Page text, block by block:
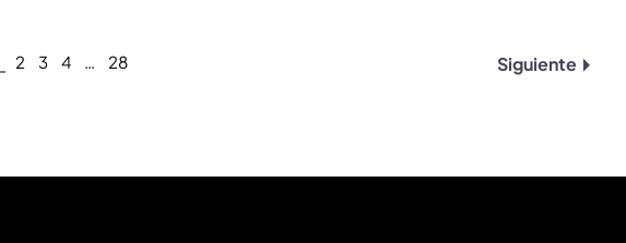
2 3 4 … 28 Siguiente